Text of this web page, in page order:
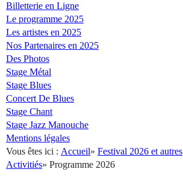
Billetterie en Ligne
Le programme 2025
Les artistes en 2025
Nos Partenaires en 2025
Des Photos
Stage Métal
Stage Blues
Concert De Blues
Stage Chant
Stage Jazz Manouche
Mentions légales
Vous êtes ici : Accueil» Festival 2026 et autres
Activitiés» Programme 2026